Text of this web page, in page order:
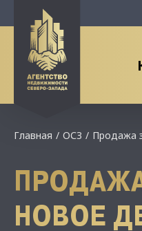
Главная ОСЗ Продажа
НОВОЕ